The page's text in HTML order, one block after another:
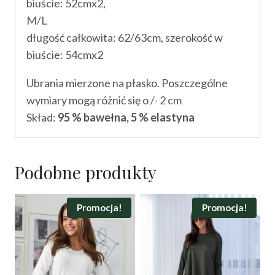
biuście: 52cmx2,
M/L
długość całkowita: 62/63cm, szerokość w
biuście: 54cmx2
Ubrania mierzone na płasko. Poszczególne
wymiary mogą różnić się o /- 2 cm
Skład: 95 % bawełna, 5 % elastyna
Podobne produkty
Promocja! Promocja!